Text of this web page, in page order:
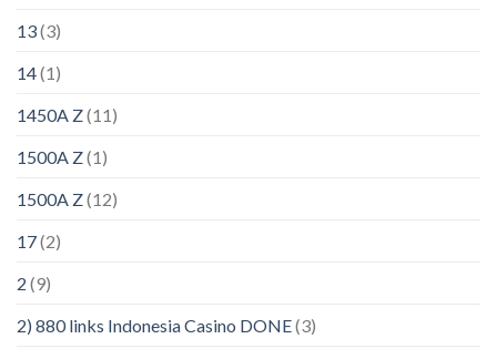
13(3)
14(1)
1450A Z(11)
1500A Z(1)
1500A Z(12)
17(2)
2 (9)
2) 880 links Indonesia Casino DONE(3)